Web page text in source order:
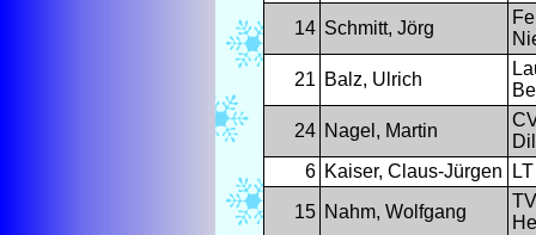
14 Schmitt, Jörg
21 Balz, Ulrich
24 Nagel, Martin
6 Kaiser, Claus-Jürgen
15 Nahm, Wolfgang